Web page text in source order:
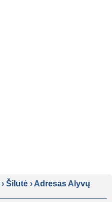
› Šilutė › Adresas Alyvų